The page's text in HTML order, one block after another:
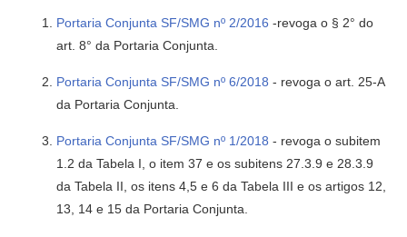
Portaria Conjunta SF/SMG nº 2/2016 -revoga o § 2° do
art. 8° da Portaria Conjunta.
Portaria Conjunta SF/SMG nº 6/2018 - revoga o art. 25-A
da Portaria Conjunta.
Portaria Conjunta SF/SMG nº 1/2018 - revoga o subitem
1.2 da Tabela I, o item 37 e os subitens 27.3.9 e 28.3.9
da Tabela II, os itens 4,5 e 6 da Tabela III e os artigos 12,
13, 14 e 15 da Portaria Conjunta.